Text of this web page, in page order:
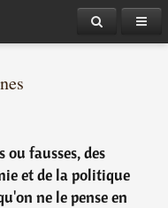
ou fausses, des
et de la politique
ne le pense en